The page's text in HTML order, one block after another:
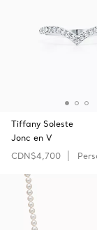
Tiffany Soleste
Jonc en V
CDN$4,700